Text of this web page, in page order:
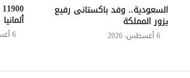
السعودية.. وفد باكستانى رفيع
يزور المملكة
6 أغسطس، 2026
ألمانيا
6 أغسطس، 2026